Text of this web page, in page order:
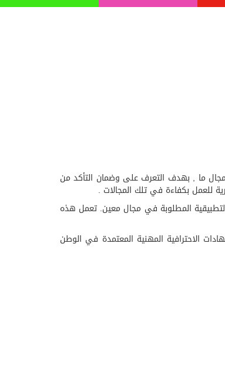
مجال ما , بهدف التعرف على وضمان التأكد من
للعمل بكفاءة في تلك المجالات .
المطلوبة في مجال معين. تعمل هذه
الاحترافية المهنية المعتمدة في الوطن